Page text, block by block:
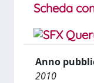
Scheda
Anno
2010